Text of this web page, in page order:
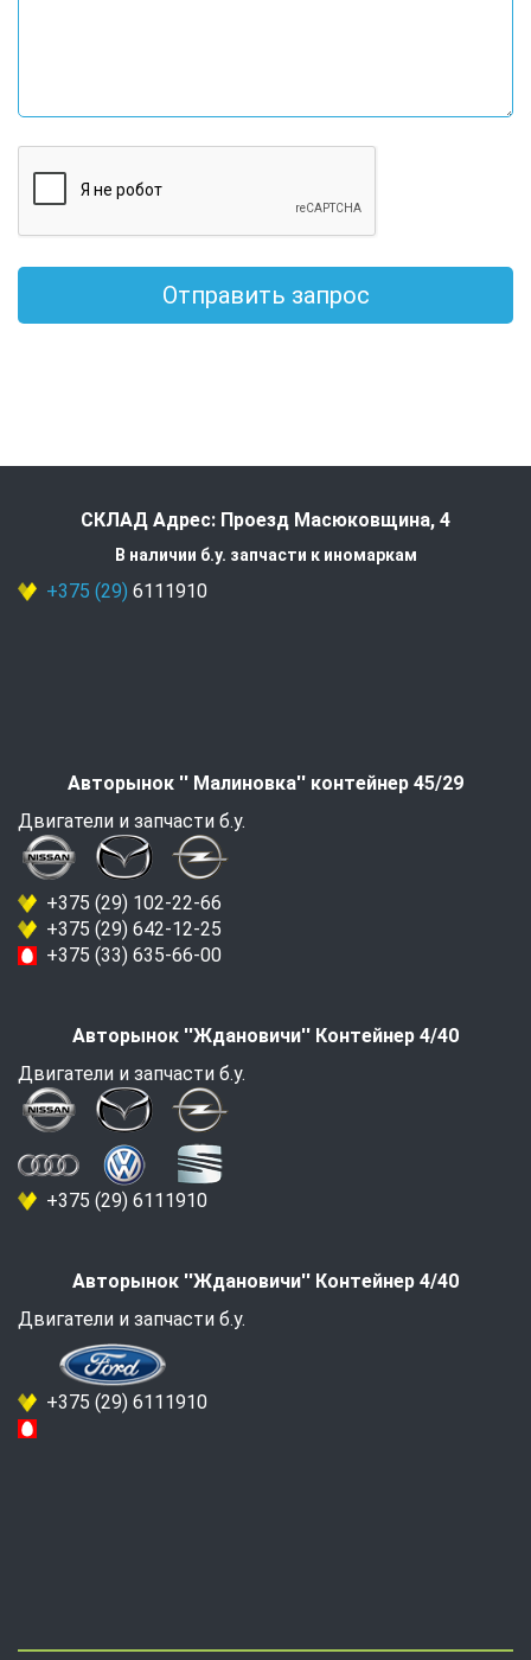
Отправить запрос
СКЛАД Адрес: Проезд Масюковщина, 4
В наличии б.у. запчасти к иномаркам
+375 (29) 6111910
Авторынок '' Малиновка'' контейнер 45/29
Двигатели и запчасти б.у.
+375 (29) 102-22-66
+375 (29) 642-12-25
+375 (33) 635-66-00
Авторынок ''Ждановичи'' Контейнер 4/40
Двигатели и запчасти б.у.
+375 (29) 6111910
Авторынок ''Ждановичи'' Контейнер 4/40
Двигатели и запчасти б.у.
+375 (29) 6111910